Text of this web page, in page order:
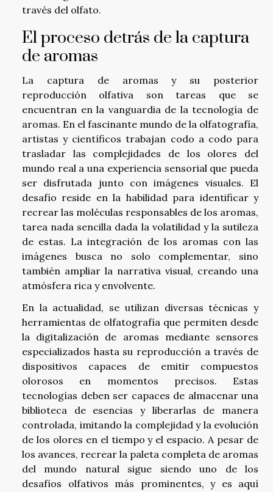
través del olfato.
El proceso detrás de la captura
de aromas
La captura de aromas y su posterior
reproducción olfativa son tareas que se
encuentran en la vanguardia de la tecnología de
aromas. En el fascinante mundo de la olfatografía,
artistas y científicos trabajan codo a codo para
trasladar las complejidades de los olores del
mundo real a una experiencia sensorial que pueda
ser disfrutada junto con imágenes visuales. El
desafío reside en la habilidad para identificar y
recrear las moléculas responsables de los aromas,
tarea nada sencilla dada la volatilidad y la sutileza
de estas. La integración de los aromas con las
imágenes busca no solo complementar, sino
también ampliar la narrativa visual, creando una
atmósfera rica y envolvente.
En la actualidad, se utilizan diversas técnicas y
herramientas de olfatografía que permiten desde
la digitalización de aromas mediante sensores
especializados hasta su reproducción a través de
dispositivos capaces de emitir compuestos
olorosos en momentos precisos. Estas
tecnologías deben ser capaces de almacenar una
biblioteca de esencias y liberarlas de manera
controlada, imitando la complejidad y la evolución
de los olores en el tiempo y el espacio. A pesar de
los avances, recrear la paleta completa de aromas
del mundo natural sigue siendo uno de los
desafíos olfativos más prominentes, y es aquí